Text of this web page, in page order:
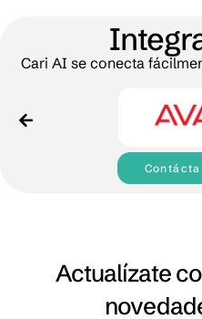
Cari AI se conecta
Actualízate